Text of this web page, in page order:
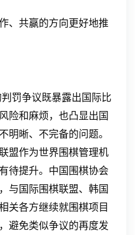
、共赢的方向更好地推
罚争议既暴露出国际比
险和麻烦，也凸显出国
明晰、不完备的问题。
盟作为世界围棋管理机
待提升。中国围棋协会
与国际围棋联盟、韩国
关各方继续就围棋项目
避免类似争议的再度发